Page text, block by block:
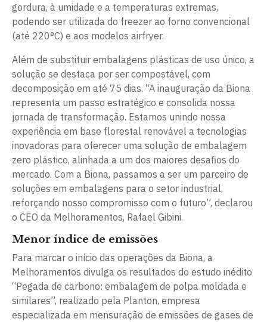
gordura, à umidade e a temperaturas extremas,
podendo ser utilizada do freezer ao forno convencional
(até 220°C) e aos modelos airfryer.
Além de substituir embalagens plásticas de uso único, a
solução se destaca por ser compostável, com
decomposição em até 75 dias. “A inauguração da Biona
representa um passo estratégico e consolida nossa
jornada de transformação. Estamos unindo nossa
experiência em base florestal renovável a tecnologias
inovadoras para oferecer uma solução de embalagem
zero plástico, alinhada a um dos maiores desafios do
mercado. Com a Biona, passamos a ser um parceiro de
soluções em embalagens para o setor industrial,
reforçando nosso compromisso com o futuro”, declarou
o CEO da Melhoramentos, Rafael Gibini.
Menor índice de emissões
Para marcar o início das operações da Biona, a
Melhoramentos divulga os resultados do estudo inédito
“Pegada de carbono: embalagem de polpa moldada e
similares”, realizado pela Planton, empresa
especializada em mensuração de emissões de gases de